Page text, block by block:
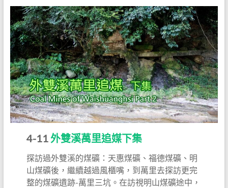
4-11外雙溪萬里追媒下集
探訪過外雙溪的煤礦：天惠煤礦、福德煤礦、明
山煤礦後，繼續越過風櫃嘴，到萬里去探訪更完
整的煤礦遺跡-萬里三坑。在訪視明山煤礦途中，